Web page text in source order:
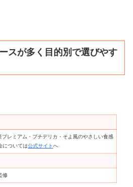
スが多く目的別で選びやす
プレミアム・プチデリカ・そよ風のやさしい食感
については公式サイトへ
修